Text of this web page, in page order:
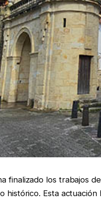
finalizado los trabajos
histórico. Esta